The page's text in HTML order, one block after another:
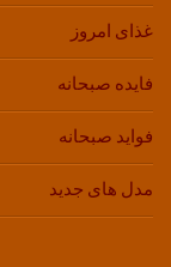
غذای امروز
فایده صبحانه
فواید صبحانه
مدل های جدید